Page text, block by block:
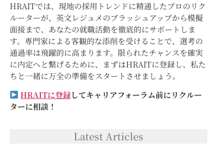
HRAITでは、現地の採用トレンドに精通したプロのリク
ルーターが、英文レジュメのブラッシュアップから模擬
面接まで、あなたの就職活動を徹底的にサポートしま
す。専門家による客観的な添削を受けることで、選考の
通過率は飛躍的に高まります。限られたチャンスを確実
に内定へと繋げるために、まずはHRAITに登録し、私た
ちと一緒に万全の準備をスタートさせましょう。
HRAITに登録してキャリアフォーラム前にリクルー
ターに相談！
Latest Articles